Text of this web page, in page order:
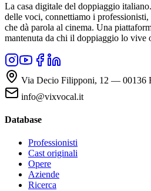
La casa digitale del doppiaggio
delle voci, connettiamo i
che dà parola al cinema. Una
mantenuta da chi il doppiaggio lo vive
Via Decio Filipponi, 12 — 00136
info@vixvocal.it
Database
Professionisti
Cast originali
Opere
Aziende
Ricerca